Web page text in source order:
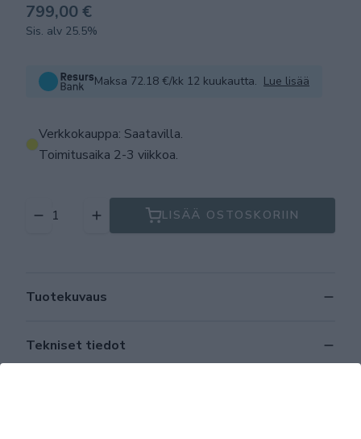
799,00 €
Sis. alv 25.5%
Maksa 72.18 €/kk 12 kuukautta. Lue lisää
Verkkokauppa: Saatavilla.
Toimitusaika 2-3 viikkoa.
LISÄÄ OSTOSKORIIN
Tuotekuvaus
Tekniset tiedot